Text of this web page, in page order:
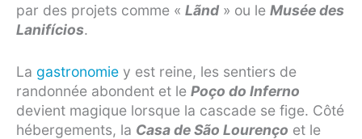
par des projets comme « Lãnd » ou le Musée des
Lanifícios.
La gastronomie y est reine, les sentiers de
randonnée abondent et le Poço do Inferno
devient magique lorsque la cascade se fige. Côté
hébergements, la Casa de São Lourenço et le